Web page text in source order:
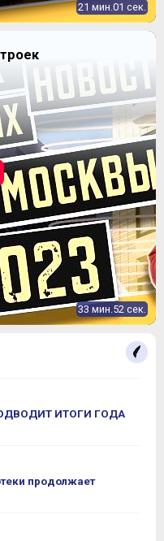
21 мин.01 сек.
33 мин.52 сек.
ИТОГИ ГОДА
продолжает